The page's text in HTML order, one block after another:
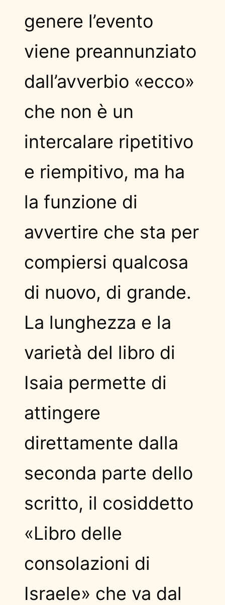
genere l’evento
viene preannunziato
dall’avverbio «ecco»
che non è un
intercalare ripetitivo
e riempitivo, ma ha
la funzione di
avvertire che sta per
compiersi qualcosa
di nuovo, di grande.
La lunghezza e la
varietà del libro di
Isaia permette di
attingere
direttamente dalla
seconda parte dello
scritto, il cosiddetto
«Libro delle
consolazioni di
Israele» che va dal